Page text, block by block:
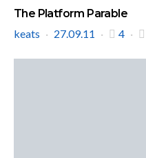
The Platform Parable
keats
27.09.11 4